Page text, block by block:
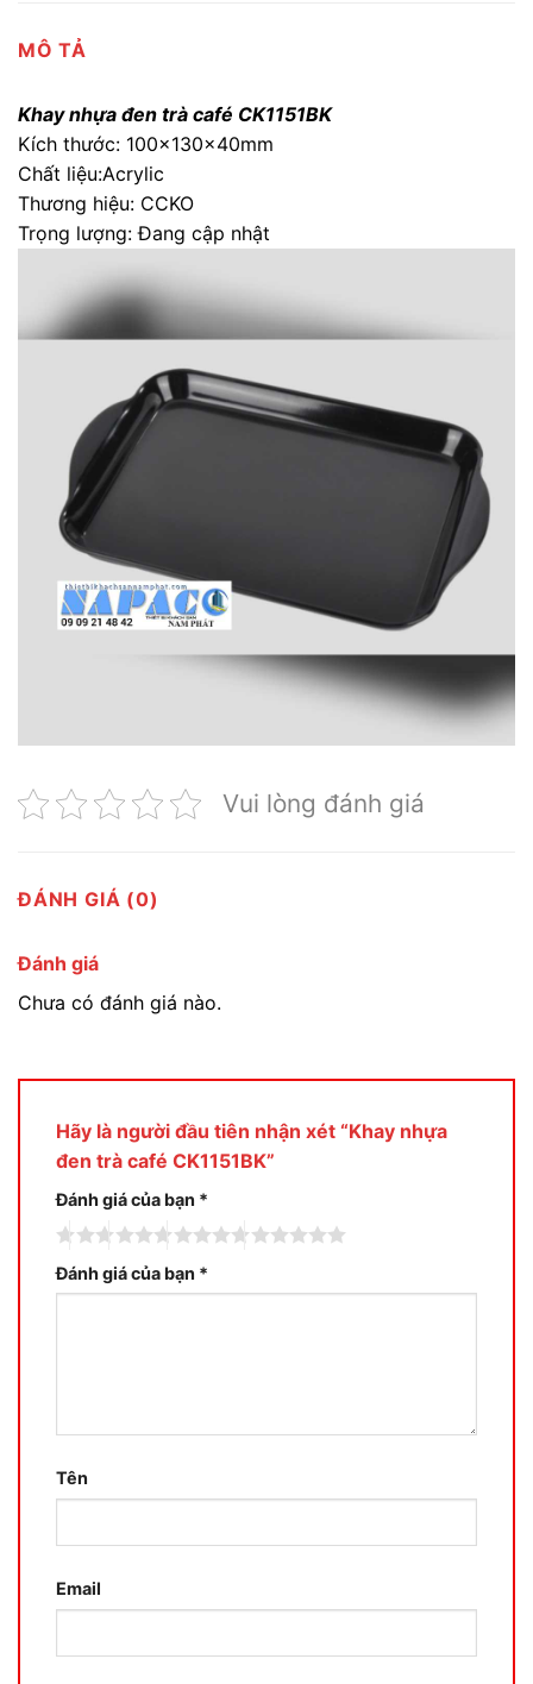
MÔ TẢ
Khay nhựa đen trà café CK1151BK
Kích thước: 100x130x40mm
Chất liệu:Acrylic
Thương hiệu: CCKO
Trọng lượng: Đang cập nhật
Vui lòng đánh giá
ĐÁNH GIÁ (0)
Đánh giá
Chưa có đánh giá nào.
Hãy là người đầu tiên nhận xét “Khay nhựa
đen trà café CK1151BK”
Đánh giá của bạn *
Đánh giá của bạn *
Tên
Email